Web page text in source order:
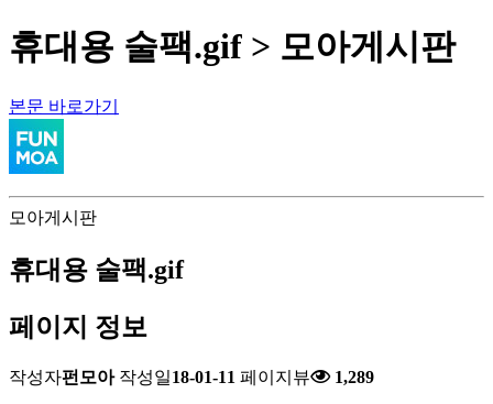
휴대용 술팩.gif > 모아게시판
본문 바로가기
모아게시판
휴대용 술팩.gif
페이지 정보
작성자펀모아 작성일18-01-11 페이지뷰 1,289